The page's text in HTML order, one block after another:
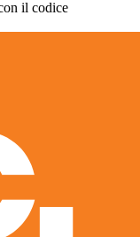
il codice